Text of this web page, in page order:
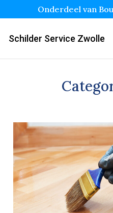
Onderdeel van
Schilder Service Zwolle